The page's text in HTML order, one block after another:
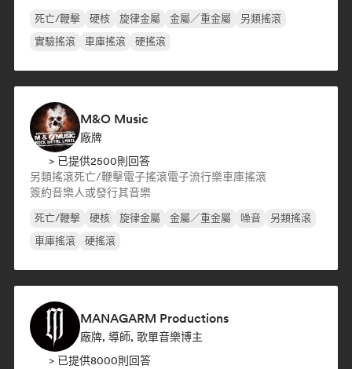
死亡/鞭擊 硬核 旋律金屬 金屬／重金屬
另類搖滾
實驗搖滾
車庫搖滾 硬搖滾
M&O Music
廠牌
> 已提供2500則回答
另類搖滾死亡/鞭擊電子搖滾電子流行樂車庫搖滾
簽約音樂人或發行其音樂
死亡/鞭擊 硬核 旋律金屬 金屬／重金屬 噪音
另類搖滾
車庫搖滾
硬搖滾
MANAGARM Productions
廠牌, 導師, 歌單音樂博主
> 已提供8000則回答